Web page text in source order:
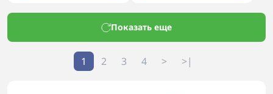
Показать еще
1 2 3 4 > >|